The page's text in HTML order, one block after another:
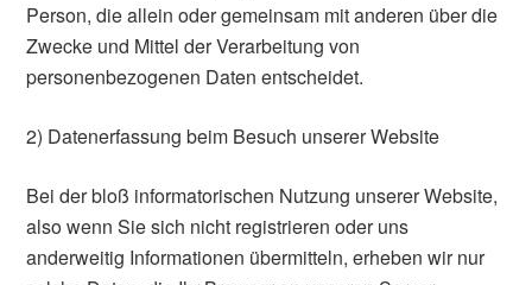
Person, die allein oder gemeinsam mit anderen über die
Zwecke und Mittel der Verarbeitung von
personenbezogenen Daten entscheidet.
2) Datenerfassung beim Besuch unserer Website
Bei der bloß informatorischen Nutzung unserer Website,
also wenn Sie sich nicht registrieren oder uns
anderweitig Informationen übermitteln, erheben wir nur